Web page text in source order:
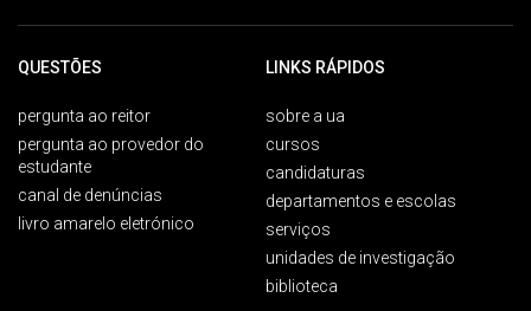
QUESTÕES
pergunta ao reitor
pergunta ao provedor do
estudante
canal de denúncias
livro amarelo eletrónico
LINKS RÁPIDOS
sobre a ua
cursos
candidaturas
departamentos e escolas
serviços
unidades de investigação
biblioteca